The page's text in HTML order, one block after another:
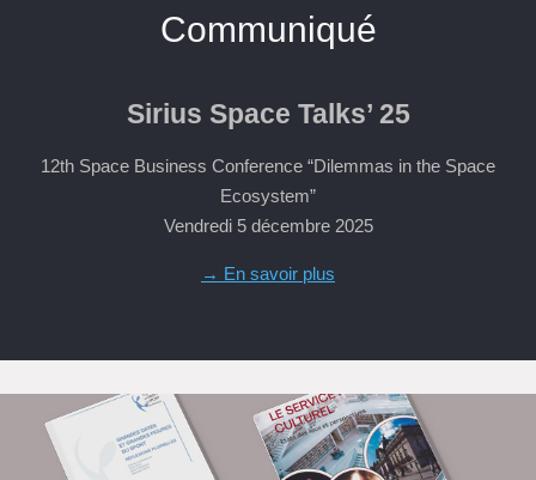
Communiqué
Sirius Space Talks’ 25
12th Space Business Conference “Dilemmas in the Space
Ecosystem”
Vendredi 5 décembre 2025
→ En savoir plus